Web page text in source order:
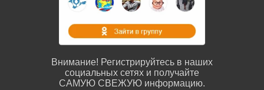
Внимание! Регистрируйтесь в наших
социальных сетях и получайте
САМУЮ СВЕЖУЮ информацию.